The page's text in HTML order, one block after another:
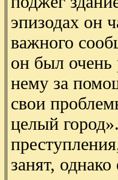
эпизодах он
важного
он был очень
нему за
свои
целый
занят,